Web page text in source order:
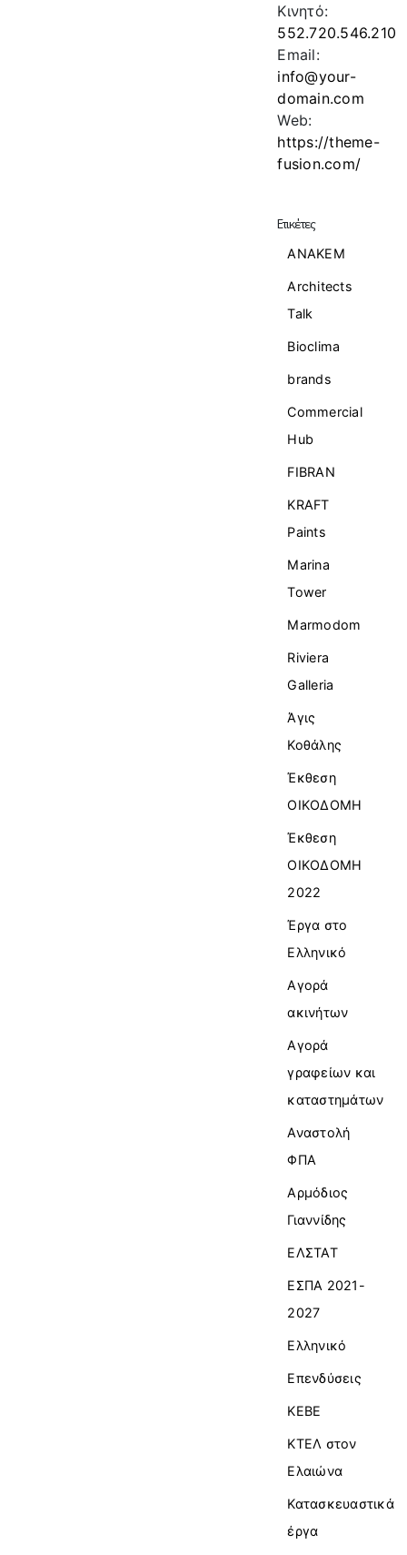
Κινητό:
552.720.546.210
Email:
info@your-
domain.com
Web:
https://theme-
fusion.com/
Ετικέτες
ANAKEM
Architects
Talk
Bioclima
brands
Commercial
Ηub
FIBRAN
KRAFT
Paints
Marina
Tower
Marmodom
Riviera
Galleria
Άγις
Κοθάλης
Έκθεση
ΟΙΚΟΔΟΜΗ
Έκθεση
ΟΙΚΟΔΟΜΗ
2022
Έργα στο
Ελληνικό
Αγορά
ακινήτων
Αγορά
γραφείων και
καταστημάτων
Αναστολή
ΦΠΑ
Αρμόδιος
Γιαννίδης
ΕΛΣΤΑΤ
ΕΣΠΑ 2021-
2027
Ελληνικό
Επενδύσεις
ΚΕΒΕ
ΚΤΕΛ στον
Ελαιώνα
Κατασκευαστικά
έργα